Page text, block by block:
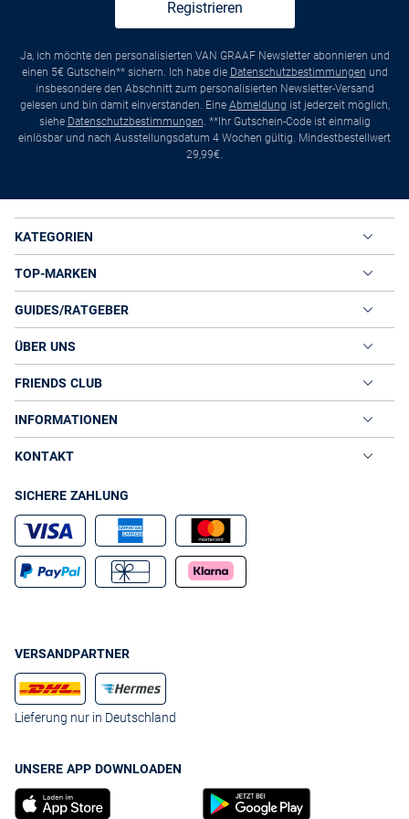
Registrieren
Ja, ich möchte den personalisierten VAN GRAAF Newsletter abonnieren und
einen 5€ Gutschein** sichern. Ich habe die Datenschutzbestimmungen und
insbesondere den Abschnitt zum personalisierten Newsletter-Versand
gelesen und bin damit einverstanden. Eine Abmeldung ist jederzeit möglich,
siehe Datenschutzbestimmungen. **Ihr Gutschein-Code ist einmalig
einlösbar und nach Ausstellungsdatum 4 Wochen gültig. Mindestbestellwert
29,99€.
KATEGORIEN
TOP-MARKEN
GUIDES/RATGEBER
ÜBER UNS
FRIENDS CLUB
INFORMATIONEN
KONTAKT
SICHERE ZAHLUNG
VERSANDPARTNER
Lieferung nur in Deutschland
UNSERE APP DOWNLOADEN